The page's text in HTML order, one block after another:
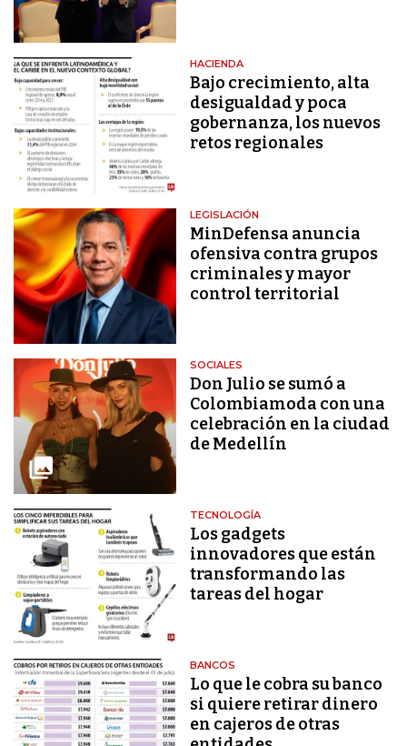
HACIENDA
Bajo crecimiento, alta
desigualdad y poca
gobernanza, los nuevos
retos regionales
LEGISLACIÓN
MinDefensa anuncia
ofensiva contra grupos
criminales y mayor
control territorial
SOCIALES
Don Julio se sumó a
Colombiamoda con una
celebración en la ciudad
de Medellín
TECNOLOGÍA
Los gadgets
innovadores que están
transformando las
tareas del hogar
BANCOS
Lo que le cobra su banco
si quiere retirar dinero
en cajeros de otras